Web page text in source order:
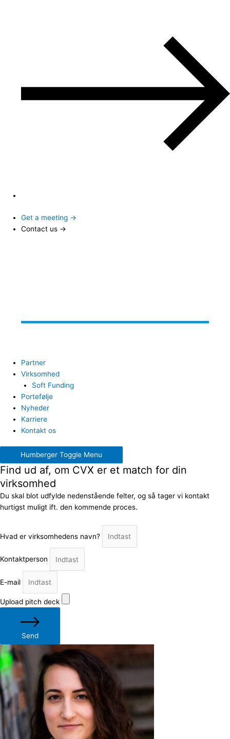
Get a meeting →
Contact us →
Partner
Virksomhed
Soft Funding
Portefølje
Nyheder
Karriere
Kontakt os
Humberger Toggle Menu
Find ud af, om CVX er et match for din
virksomhed
Du skal blot udfylde nedenstående felter, og så tager vi kontakt
hurtigst muligt ift. den kommende proces.
Hvad er virksomhedens navn?
Kontaktperson
E-mail
Upload pitch deck
Send